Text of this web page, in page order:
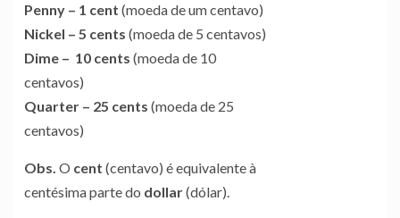
Penny – 1 cent (moeda de um centavo)
Nickel – 5 cents (moeda de 5 centavos)
Dime – 10 cents (moeda de 10
centavos)
Quarter – 25 cents (moeda de 25
centavos)
Obs. O cent (centavo) é equivalente à
centésima parte do dollar(dólar).